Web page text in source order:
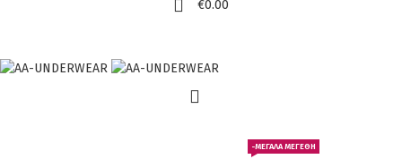
€0.00
-ΜΕΓΑΛΑ ΜΕΓΕΘΗ